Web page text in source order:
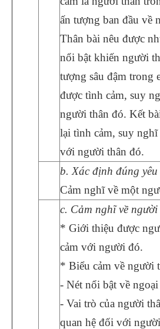
ấn tượng ban đầu về
Thân bài nêu được
nổi bật khiến người
tượng sâu đậm trong
được tình cảm, suy
người thân đó. Kết
lại tình cảm, suy nghĩ
với người thân đó.
b. Xác định đúng
Cảm nghĩ về một
c. Cảm nghĩ về
* Giới thiệu được
cảm với người đó.
* Biểu cảm về người
- Nét nổi bật về
- Vai trò của người
quan hệ đối với